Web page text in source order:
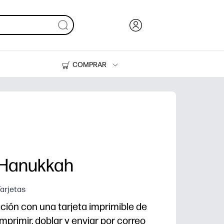
COMPRAR
Impresoras
con una tarjeta imprimible de
doblar y enviar por correo